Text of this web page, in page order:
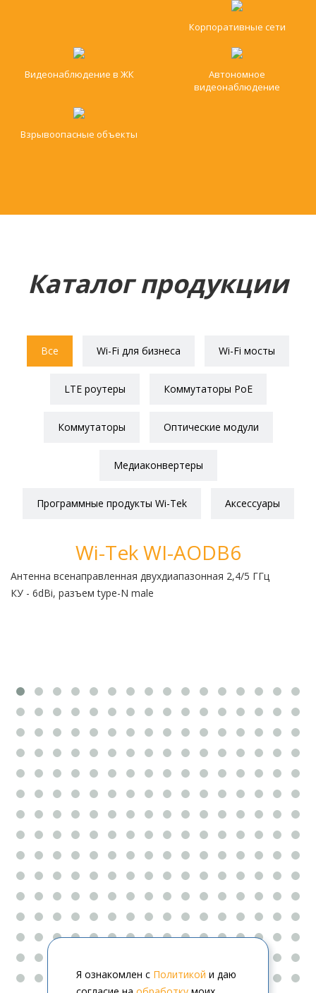
Корпоративные сети
Видеонаблюдение в ЖК
Автономное
видеонаблюдение
Взрывоопасные объекты
Каталог продукции
Все Wi-Fi для бизнеса Wi-Fi мосты
LTE роутеры Коммутаторы PoE
Коммутаторы Оптические модули
Медиаконвертеры
Программные продукты Wi-Tek Аксессуары
Wi-Tek WI-AODB6
Антенна всенаправленная двухдиапазонная 2,4/5 ГГц
КУ - 6dBi, разъем type-N male
Я ознакомлен с Политикой и даю